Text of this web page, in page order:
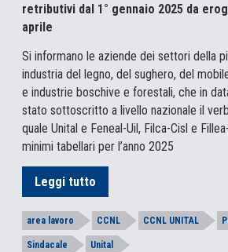
retributivi dal 1° gennaio 2025 da
aprile
Si informano le aziende dei settori della
industria del legno, del sughero, del
e industrie boschive e forestali, che in
stato sottoscritto a livello nazionale il
quale Unital e Feneal-Uil, Filca-Cisl e
minimi tabellari per l’anno 2025
Leggi tutto
area lavoro CCNL CCNL UNITAL
Sindacale Unital